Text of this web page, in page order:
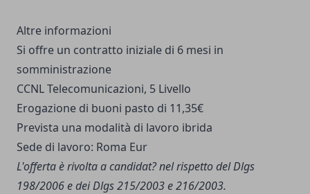
Altre informazioni
Si offre un contratto iniziale di 6 mesi in
somministrazione
CCNL Telecomunicazioni, 5 Livello
Erogazione di buoni pasto di 11,35€
Prevista una modalità di lavoro ibrida
Sede di lavoro: Roma Eur
L'offerta è rivolta a candidat? nel rispetto del Dlgs
198/2006 e dei Dlgs 215/2003 e 216/2003.